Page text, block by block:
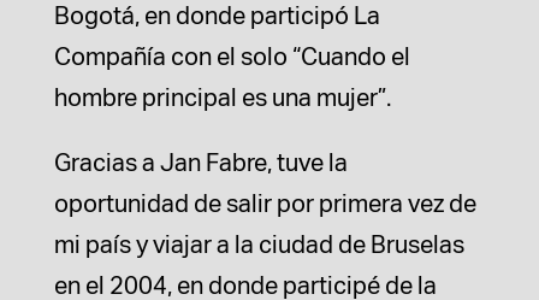
Bogotá, en donde participó La
Compañía con el solo “Cuando el
hombre principal es una mujer”.
Gracias a Jan Fabre, tuve la
oportunidad de salir por primera vez de
mi país y viajar a la ciudad de Bruselas
en el 2004, en donde participé de la